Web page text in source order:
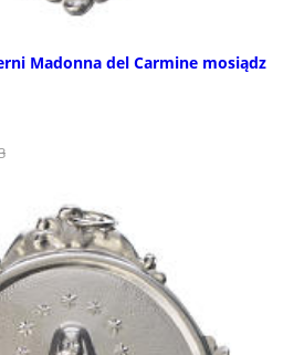
Madonna del Carmine mosiądz